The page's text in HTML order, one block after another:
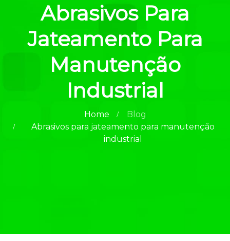
Abrasivos Para
Jateamento Para
Manutenção
Industrial
Home
Blog
Abrasivos para jateamento para manutenção
industrial